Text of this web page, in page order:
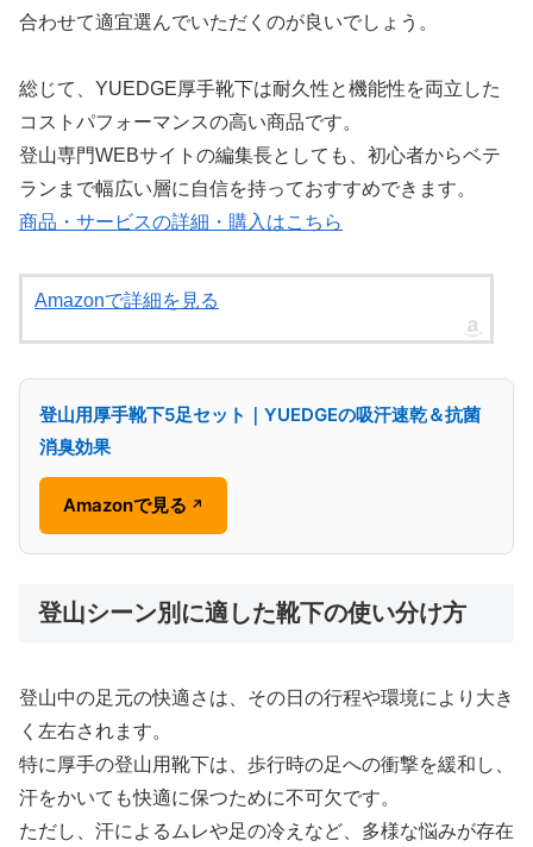
合わせて適宜選んでいただくのが良いでしょう。
総じて、YUEDGE厚手靴下は耐久性と機能性を両立した
コストパフォーマンスの高い商品です。
登山専門WEBサイトの編集長としても、初心者からベテ
ランまで幅広い層に自信を持っておすすめできます。
商品・サービスの詳細・購入はこちら
Amazonで詳細を見る
登山用厚手靴下5足セット｜YUEDGEの吸汗速乾＆抗菌
消臭効果
Amazonで見る ↗
登山シーン別に適した靴下の使い分け方
登山中の足元の快適さは、その日の行程や環境により大き
く左右されます。
特に厚手の登山用靴下は、歩行時の足への衝撃を緩和し、
汗をかいても快適に保つために不可欠です。
ただし、汗によるムレや足の冷えなど、多様な悩みが存在